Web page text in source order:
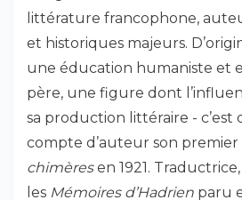
littérature francophone,
et historiques majeurs.
une éducation humaniste et
père, une figure dont
sa production littéraire - c’est
compte d’auteur son premier
chimèresen 1921.
les Mémoires d’Hadrien paru